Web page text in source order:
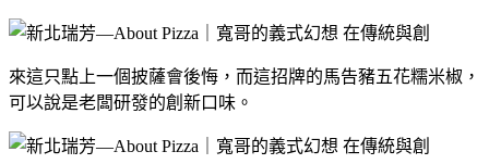
來這只點上一個披薩會後悔，而這招牌的馬告豬五花糯米椒，
可以說是老闆研發的創新口味。